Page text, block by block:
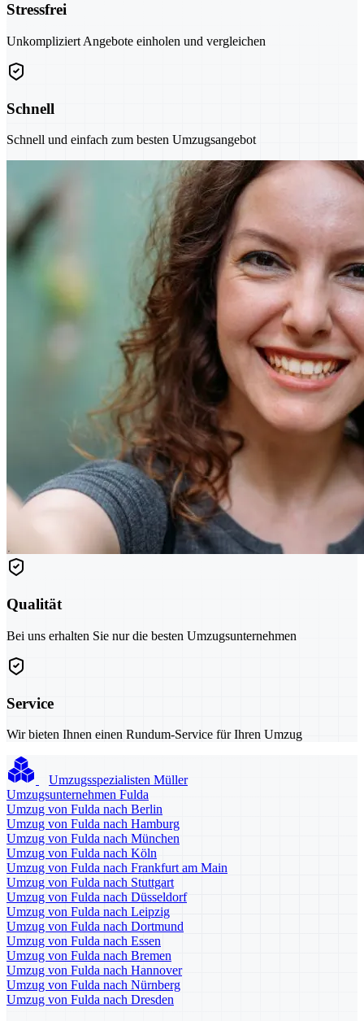
Stressfrei
Unkompliziert Angebote einholen und vergleichen
Schnell
Schnell und einfach zum besten Umzugsangebot
Qualität
Bei uns erhalten Sie nur die besten Umzugsunternehmen
Service
Wir bieten Ihnen einen Rundum-Service für Ihren Umzug
Umzugsspezialisten Müller
Umzugsunternehmen Fulda
Umzug von Fulda nach Berlin
Umzug von Fulda nach Hamburg
Umzug von Fulda nach München
Umzug von Fulda nach Köln
Umzug von Fulda nach Frankfurt am Main
Umzug von Fulda nach Stuttgart
Umzug von Fulda nach Düsseldorf
Umzug von Fulda nach Leipzig
Umzug von Fulda nach Dortmund
Umzug von Fulda nach Essen
Umzug von Fulda nach Bremen
Umzug von Fulda nach Hannover
Umzug von Fulda nach Nürnberg
Umzug von Fulda nach Dresden